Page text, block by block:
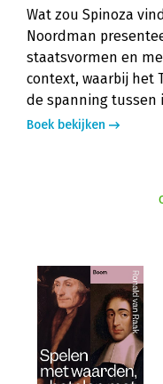
Wat zou Spinoza
Noordman
staatsvormen en
context, waarbij het
de spanning tussen
Boek bekijken